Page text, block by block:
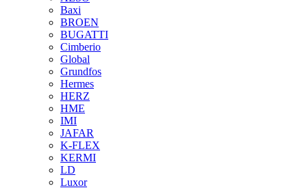
Baxi
BROEN
BUGATTI
Cimberio
Global
Grundfos
Hermes
HERZ
HME
IMI
JAFAR
K-FLEX
KERMI
LD
Luxor